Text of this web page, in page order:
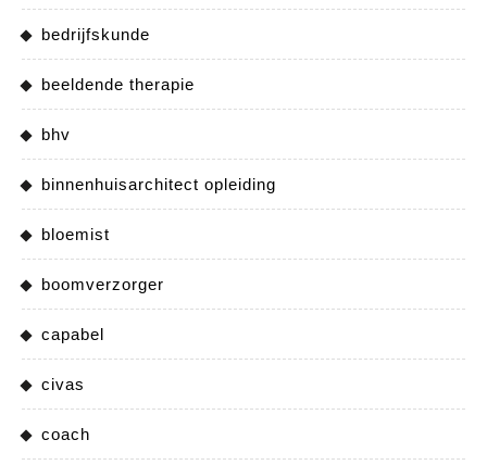
bedrijfskunde
beeldende therapie
bhv
binnenhuisarchitect opleiding
bloemist
boomverzorger
capabel
civas
coach